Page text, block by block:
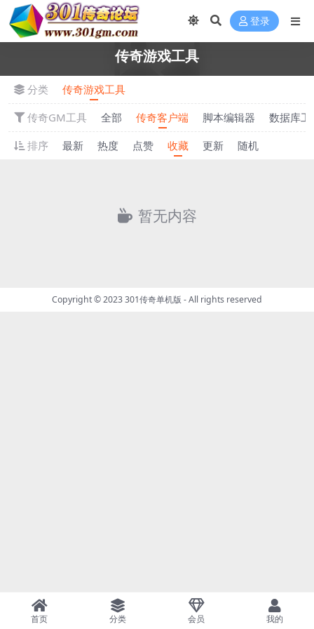
登录
传奇游戏工具
分类
传奇游戏工具
传奇GM工具
全部 传奇客户端 脚本编辑器
数据库工
排序
最新 热度 点赞 收藏 更新 随机
暂无内容
Copyright © 2023301传奇单机版 - All rights reserved
首页 分类 会员 我的